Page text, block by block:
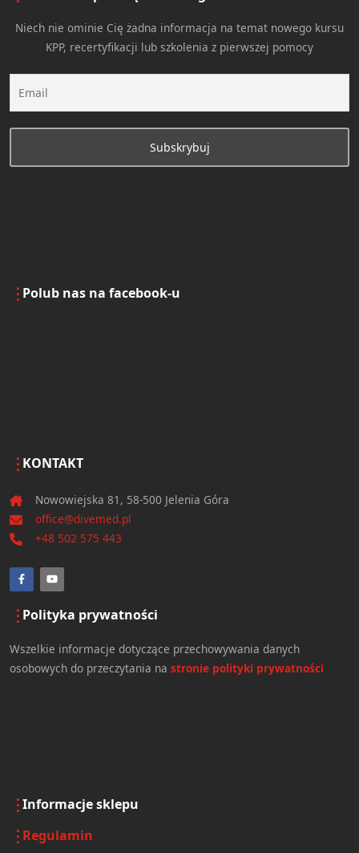
Niech nie ominie Cię żadna informacja na temat nowego kursu
KPP, recertyfikacji lub szkolenia z pierwszej pomocy
Polub nas na facebook-u
KONTAKT
Nowowiejska 81, 58-500 Jelenia Góra
office@divemed.pl
+48 502 575 443
Polityka prywatności
Wszelkie informacje dotyczące przechowywania danych
osobowych do przeczytania na stronie polityki prywatności
Informacje sklepu
Regulamin